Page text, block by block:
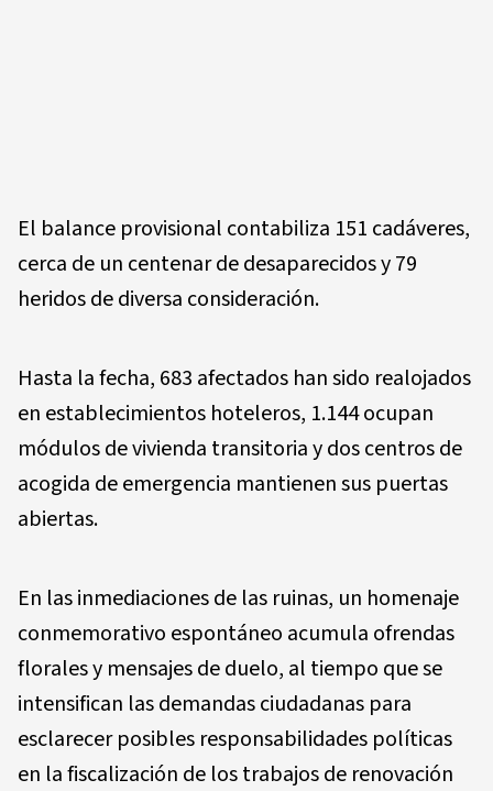
El balance provisional contabiliza 151 cadáveres,
cerca de un centenar de desaparecidos y 79
heridos de diversa consideración.
Hasta la fecha, 683 afectados han sido realojados
en establecimientos hoteleros, 1.144 ocupan
módulos de vivienda transitoria y dos centros de
acogida de emergencia mantienen sus puertas
abiertas.
En las inmediaciones de las ruinas, un homenaje
conmemorativo espontáneo acumula ofrendas
florales y mensajes de duelo, al tiempo que se
intensifican las demandas ciudadanas para
esclarecer posibles responsabilidades políticas
en la fiscalización de los trabajos de renovación